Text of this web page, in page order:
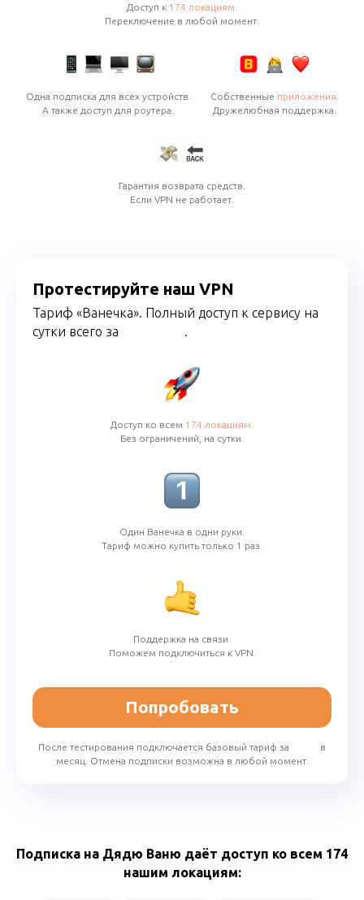
Доступ к 174 локациям
Переключение в любой момент.
Одна подписка для всех устройств.
А также доступ для роутера.
Собственные приложения
Дружелюбная поддержка.
Гарантия возврата средств.
Если VPN не работает.
Протестируйте наш VPN
Тариф «Ванечка». Полный доступ к сервису на
сутки всего за .
Доступ ко всем 174 локациям
Без ограничений, на сутки
Один Ванечка в одни руки.
Тариф можно купить только 1 раз.
Поддержка на связи.
Поможем подключиться к VPN.
Попробовать
После тестирования подключается базовый тариф за
в
месяц. Отмена подписки возможна в любой момент.
Подписка на Дядю Ваню даёт доступ ко всем 174
нашим локациям: